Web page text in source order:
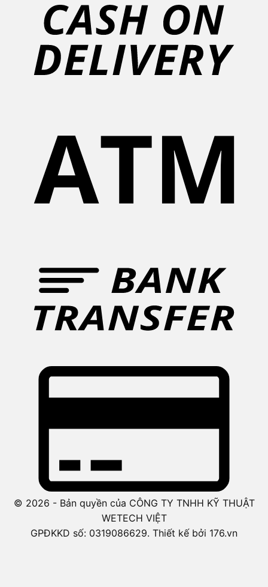
© 2026 - Bản quyền của CÔNG TY TNHH KỸ THUẬT
WETECH VIỆT
GPĐKKD số: 0319086629. Thiết kế bởi 176.vn